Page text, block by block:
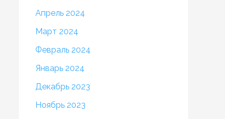
Апрель 2024
Март 2024
Февраль 2024
Январь 2024
Декабрь 2023
Ноябрь 2023